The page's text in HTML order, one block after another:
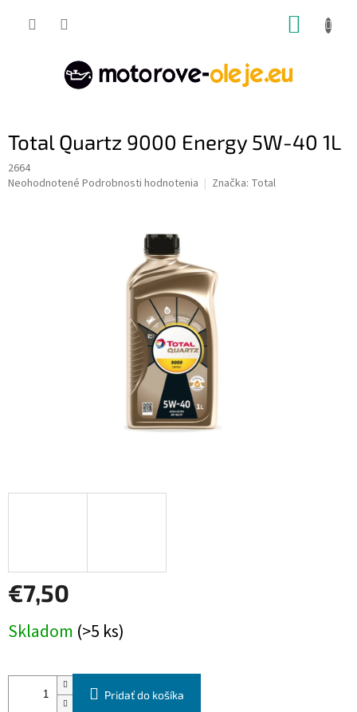
Total Quartz 9000 Energy 5W-40 1L
2664
Priemerné
Neohodnotené Podrobnosti hodnotenia Značka: Total
€7,50
cena:
Skladom (>5 ks)
Pridať do košíka